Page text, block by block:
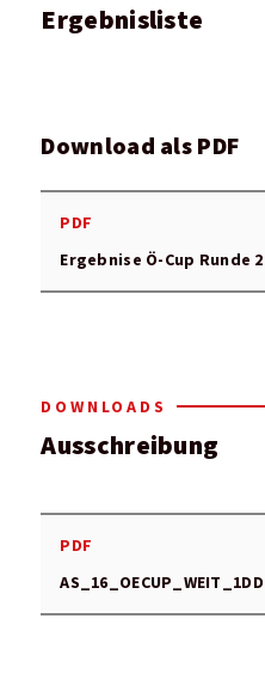
Ergebnisliste
Download als PDF
PDF
Ergebnise Ö-Cup Runde
DOWNLOADS
Ausschreibung
PDF